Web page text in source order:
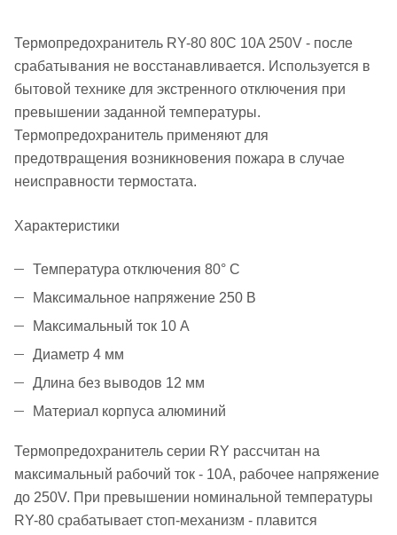
Термопредохранитель RY-80 80C 10A 250V - после
срабатывания не восстанавливается. Используется в
бытовой технике для экстренного отключения при
превышении заданной температуры.
Термопредохранитель применяют для
предотвращения возникновения пожара в случае
неисправности термостата.
Характеристики
Температура отключения 80° С
Максимальное напряжение 250 В
Максимальный ток 10 А
Диаметр 4 мм
Длина без выводов 12 мм
Материал корпуса алюминий
Термопредохранитель серии RY рассчитан на
максимальный рабочий ток - 10А, рабочее напряжение
до 250V. При превышении номинальной температуры
RY-80 срабатывает стоп-механизм - плавится